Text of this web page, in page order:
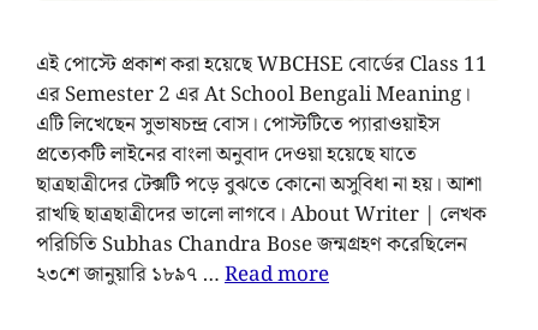
এই পোস্টে প্রকাশ করা হয়েছে WBCHSE বোর্ডের Class 11
এর ‍Semester 2 এর At School Bengali Meaning।
এটি লিখেছেন সুভাষচন্দ্র বোস। পোস্টটিতে প্যারাওয়াইস
প্রত্যেকটি লাইনের বাংলা অনুবাদ দেওয়া হয়েছে যাতে
ছাত্রছাত্রীদের টেক্সটি পড়ে বুঝতে কোনো অসুবিধা না হয়। আশা
রাখছি ছাত্রছাত্রীদের ভালো লাগবে। About Writer | লেখক
পরিচিতি Subhas Chandra Bose জন্মগ্রহণ করেছিলেন
২৩শে জানুয়ারি ১৮৯৭ …Read more